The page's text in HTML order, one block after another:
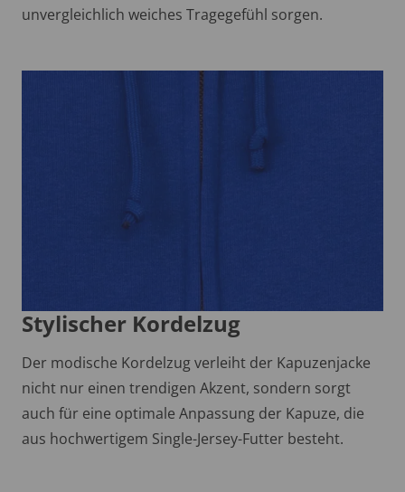
unvergleichlich weiches Tragegefühl sorgen.
Stylischer Kordelzug
Der modische Kordelzug verleiht der Kapuzenjacke
nicht nur einen trendigen Akzent, sondern sorgt
auch für eine optimale Anpassung der Kapuze, die
aus hochwertigem Single-Jersey-Futter besteht.